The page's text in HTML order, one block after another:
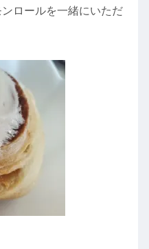
ロールを一緒にいただ